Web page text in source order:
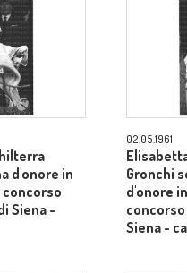
d'onore in
concorso
Siena -
02.05.1961
Gronchi
d'onore
Siena -